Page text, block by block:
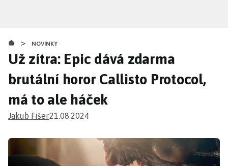
obsahu
> NOVINKY
Už zítra: Epic dává zdarma
brutální horor Callisto Protocol,
má to ale háček
Jakub Fišer21.08.2024